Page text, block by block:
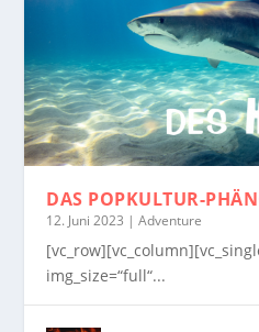
DAS POPKULTUR-
12. Juni 2023 |Adventure
img_size=“full“...